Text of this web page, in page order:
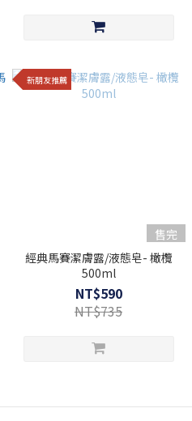
新朋友推薦
售完
經典馬賽潔膚露/液態皂- 橄欖
500ml
NT$590
NT$735